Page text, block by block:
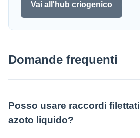
Vai all'hub criogenico
Domande frequenti
Posso usare raccordi
azoto liquido?